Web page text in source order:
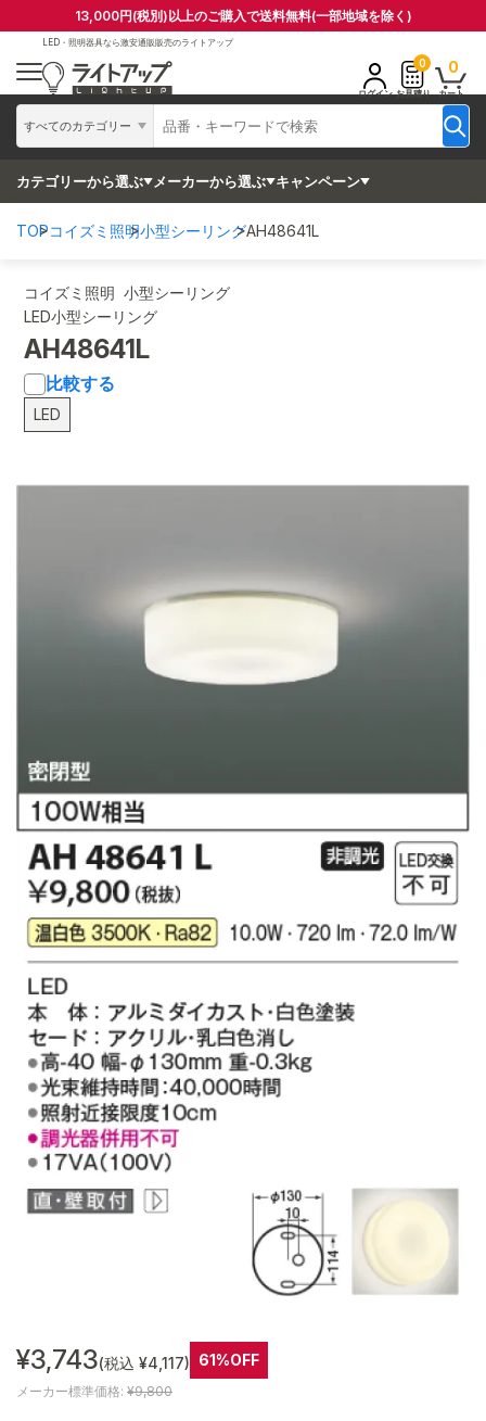
13,000円(税別)以上のご購入で送料無料(一部地域を除く)
LED・照明器具なら激安通販販売のライトアップ
すべてのカテゴリー
ログイン
0
お見積り
0
カート
カテゴリーから選ぶ メーカーから選ぶ キャンペーン
TOPコイズミ照明小型シーリングAH48641L
コイズミ照明 小型シーリング
LED小型シーリング
AH48641L
比較する
LED
¥3,743(税込 ¥4,117) 61%OFF
メーカー標準価格: ¥9,800